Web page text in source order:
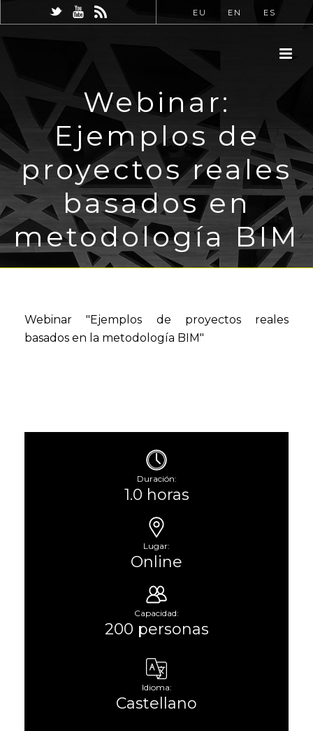
EU EN ES
Webinar:
Ejemplos de
proyectos reales
basados en
metodología BIM
Webinar "Ejemplos de proyectos reales
basados en la metodología BIM"
Duración:
1.0 horas
Lugar:
Online
Capacidad:
200 personas
Idioma:
Castellano